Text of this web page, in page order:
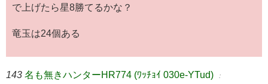
で上げたら星8勝てるかな？
竜玉は24個ある
143 名も無きハンターHR774 (ﾜｯﾁｮｲ 030e-YTud) ：